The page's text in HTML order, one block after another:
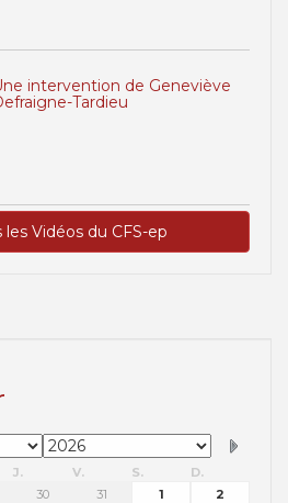
intervention de Geneviève
Tardieu
Vidéos du CFS-ep
J. V. S.
D.
30 31 1
2